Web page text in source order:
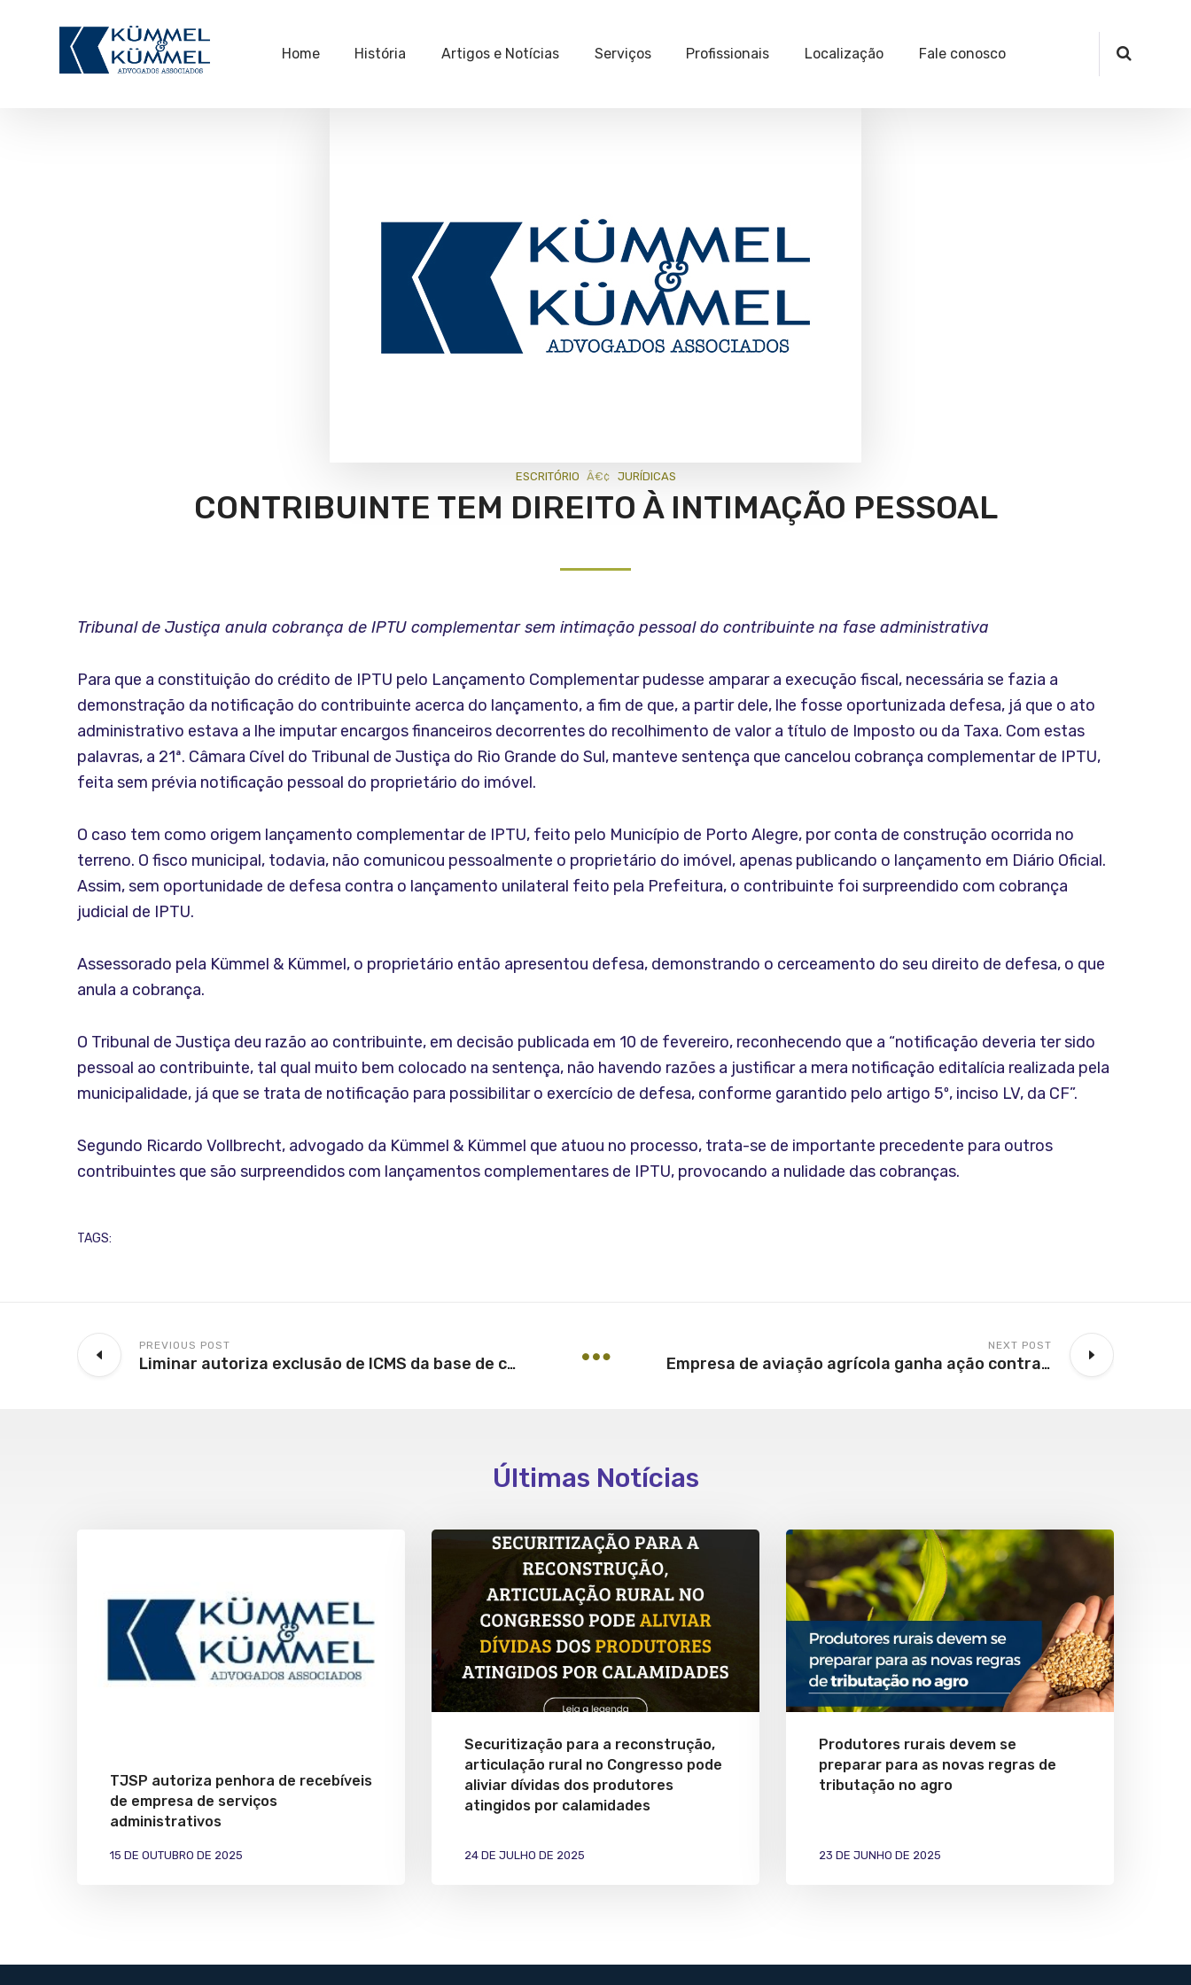
Home História Artigos e Notícias Serviços Profissionais Localização Fale conosco
ESCRITÓRIO JURÍ­DICAS
CONTRIBUINTE TEM DIREITO À INTIMAÇÃO PESSOAL
Tribunal de Justiça anula cobrança de IPTU complementar sem intimação pessoal do contribuinte na fase administrativa
Para que a constituição do crédito de IPTU pelo Lançamento Complementar pudesse amparar a execução fiscal, necessária se fazia a
demonstração da notificação do contribuinte acerca do lançamento, a fim de que, a partir dele, lhe fosse oportunizada defesa, já que o ato
administrativo estava a lhe imputar encargos financeiros decorrentes do recolhimento de valor a título de Imposto ou da Taxa. Com estas
palavras, a 21ª. Câmara Cível do Tribunal de Justiça do Rio Grande do Sul, manteve sentença que cancelou cobrança complementar de IPTU,
feita sem prévia notificação pessoal do proprietário do imóvel.
O caso tem como origem lançamento complementar de IPTU, feito pelo Município de Porto Alegre, por conta de construção ocorrida no
terreno. O fisco municipal, todavia, não comunicou pessoalmente o proprietário do imóvel, apenas publicando o lançamento em Diário Oficial.
Assim, sem oportunidade de defesa contra o lançamento unilateral feito pela Prefeitura, o contribuinte foi surpreendido com cobrança
judicial de IPTU.
Assessorado pela Kümmel & Kümmel, o proprietário então apresentou defesa, demonstrando o cerceamento do seu direito de defesa, o que
anula a cobrança.
O Tribunal de Justiça deu razão ao contribuinte, em decisão publicada em 10 de fevereiro, reconhecendo que a “notificação deveria ter sido
pessoal ao contribuinte, tal qual muito bem colocado na sentença, não havendo razões a justificar a mera notificação editalícia realizada pela
municipalidade, já que se trata de notificação para possibilitar o exercício de defesa, conforme garantido pelo artigo 5º, inciso LV, da CF”.
Segundo Ricardo Vollbrecht, advogado da Kümmel & Kümmel que atuou no processo, trata-se de importante precedente para outros
contribuintes que são surpreendidos com lançamentos complementares de IPTU, provocando a nulidade das cobranças.
TAGS:
PREVIOUS POST
Liminar autoriza exclusão de ICMS da base de cálculo do PIS e da COFINS
NEXT POST
Empresa de aviação agrícola ganha ação contra IBAMA
Últimas Notícias
TJSP autoriza penhora de recebíveis
de empresa de serviços
administrativos
15 DE OUTUBRO DE 2025
Securitização para a reconstrução,
articulação rural no Congresso pode
aliviar dívidas dos produtores
atingidos por calamidades
24 DE JULHO DE 2025
Produtores rurais devem se
preparar para as novas regras de
tributação no agro
23 DE JUNHO DE 2025